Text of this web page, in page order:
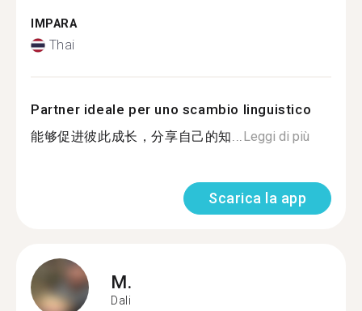
IMPARA
Thai
Partner ideale per uno scambio linguistico
能够促进彼此成长，分享自己的知...Leggi di più
Scarica la app
M.
Dali